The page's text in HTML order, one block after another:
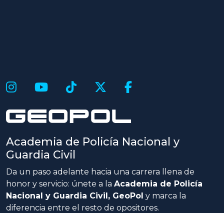
Academia de Policía Nacional y
Guardia Civil
Da un paso adelante hacia una carrera llena de
honor y servicio: únete a la Academia de Policía
Nacional y Guardia Civil, GeoPol y marca la
diferencia entre el resto de opositores.